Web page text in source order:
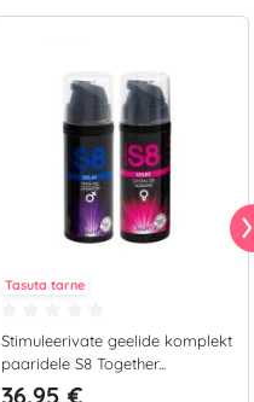
Tasuta tarne
Stimuleerivate geelide komplekt
paaridele S8 Together...
36.95 €